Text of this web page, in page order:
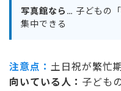
写真館なら… 子どもの
集中できる
注意点： 土日祝が繁忙
向いている人： 子ども